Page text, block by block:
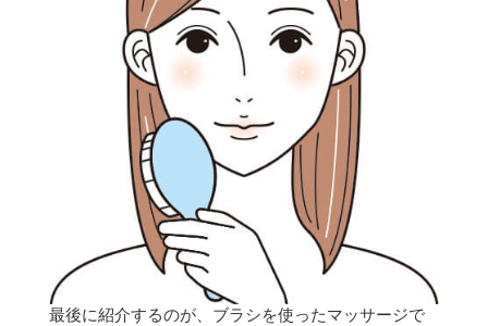
最後に紹介するのが、ブラシを使ったマッサージで